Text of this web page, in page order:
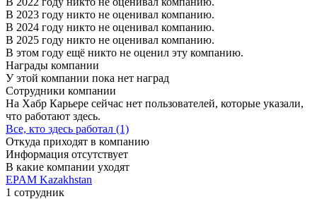
В 2023 году никто не оценивал компанию.
В 2024 году никто не оценивал компанию.
В 2025 году никто не оценивал компанию.
В этом году ещё никто не оценил эту компанию.
Награды компании
У этой компании пока нет наград
Сотрудники компании
На Хабр Карьере сейчас нет пользователей, которые указали,
что работают здесь.
Все, кто здесь работал (1)
Откуда приходят в компанию
Информация отсутствует
В какие компании уходят
EPAM Kazakhstan
1 сотрудник